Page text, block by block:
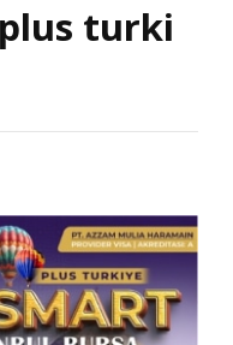
turki